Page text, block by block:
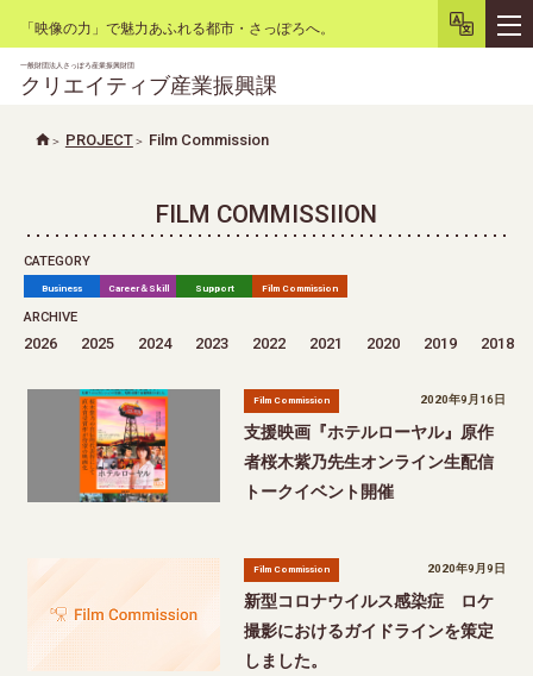
「映像の力」で魅力あふれる都市・さっぽろへ。
一般財団法人さっぽろ産業振興財団
クリエイティブ産業振興課
PROJECT Film Commission
FILM COMMISSIION
CATEGORY
Business Career＆Skill Support Film Commission
ARCHIVE
2026 2025 2024 2023 2022 2021 2020 2019 2018
Film Commission 2020年9月16日
支援映画『ホテルローヤル』原作
者桜木紫乃先生オンライン生配信
トークイベント開催
Film Commission 2020年9月9日
新型コロナウイルス感染症 ロケ
撮影におけるガイドラインを策定
しました。